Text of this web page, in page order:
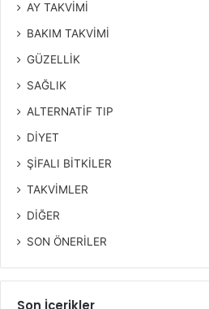
AY TAKVİMİ
BAKIM TAKVİMİ
GÜZELLİK
SAĞLIK
ALTERNATİF TIP
DİYET
ŞİFALI BİTKİLER
TAKVİMLER
DİĞER
SON ÖNERİLER
Son İçerikler